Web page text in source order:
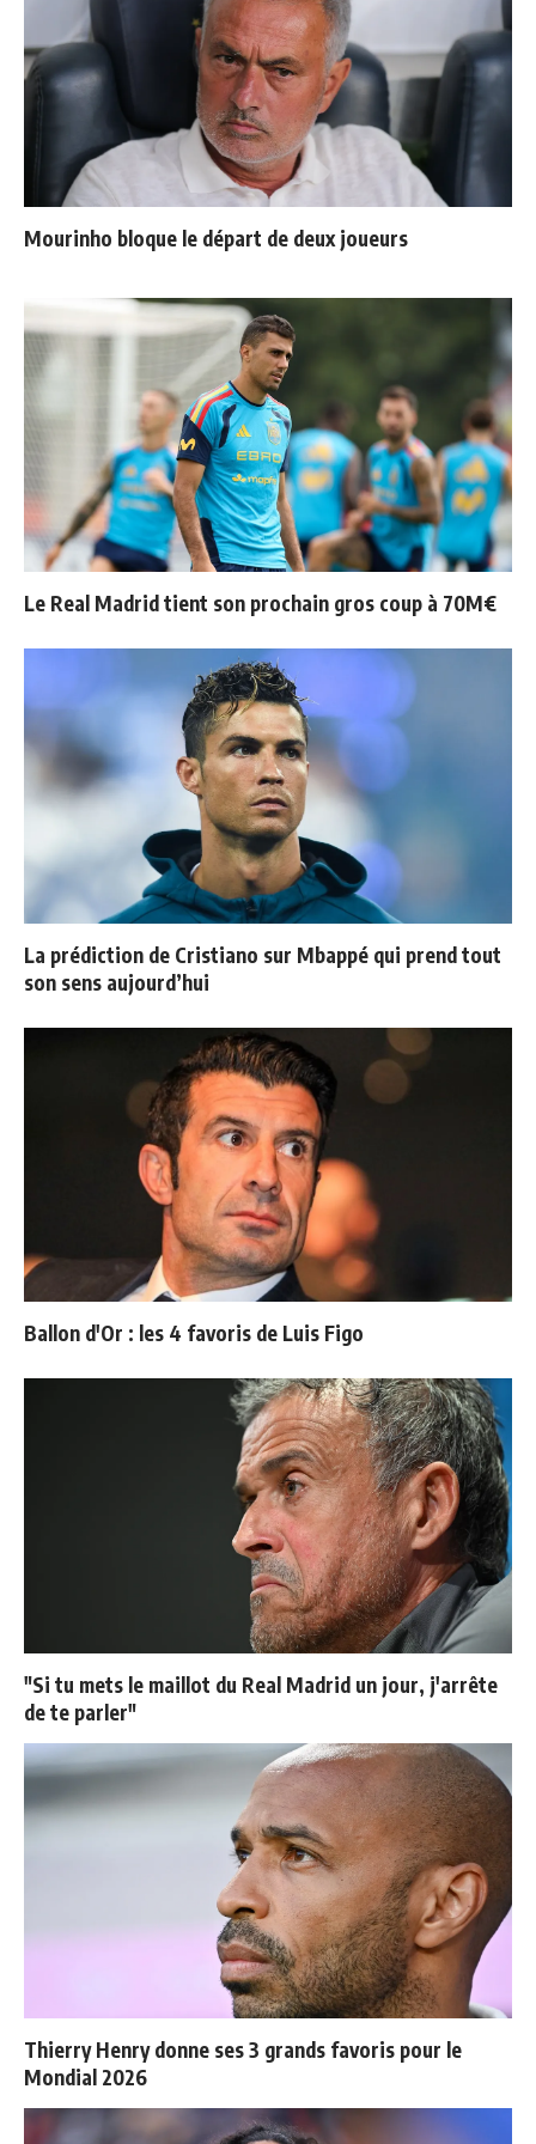
Mourinho bloque le départ de deux joueurs
Le Real Madrid tient son prochain gros coup à 70M€
La prédiction de Cristiano sur Mbappé qui prend tout
son sens aujourd’hui
Ballon d'Or : les 4 favoris de Luis Figo
"Si tu mets le maillot du Real Madrid un jour, j'arrête
de te parler"
Thierry Henry donne ses 3 grands favoris pour le
Mondial 2026